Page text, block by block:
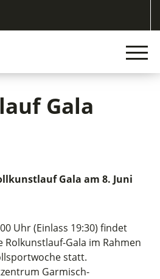
Gala
Gala am 8. Juni
Uhr (Einlass 19:30) findet
Gala im Rahmen
statt.
Garmisch-